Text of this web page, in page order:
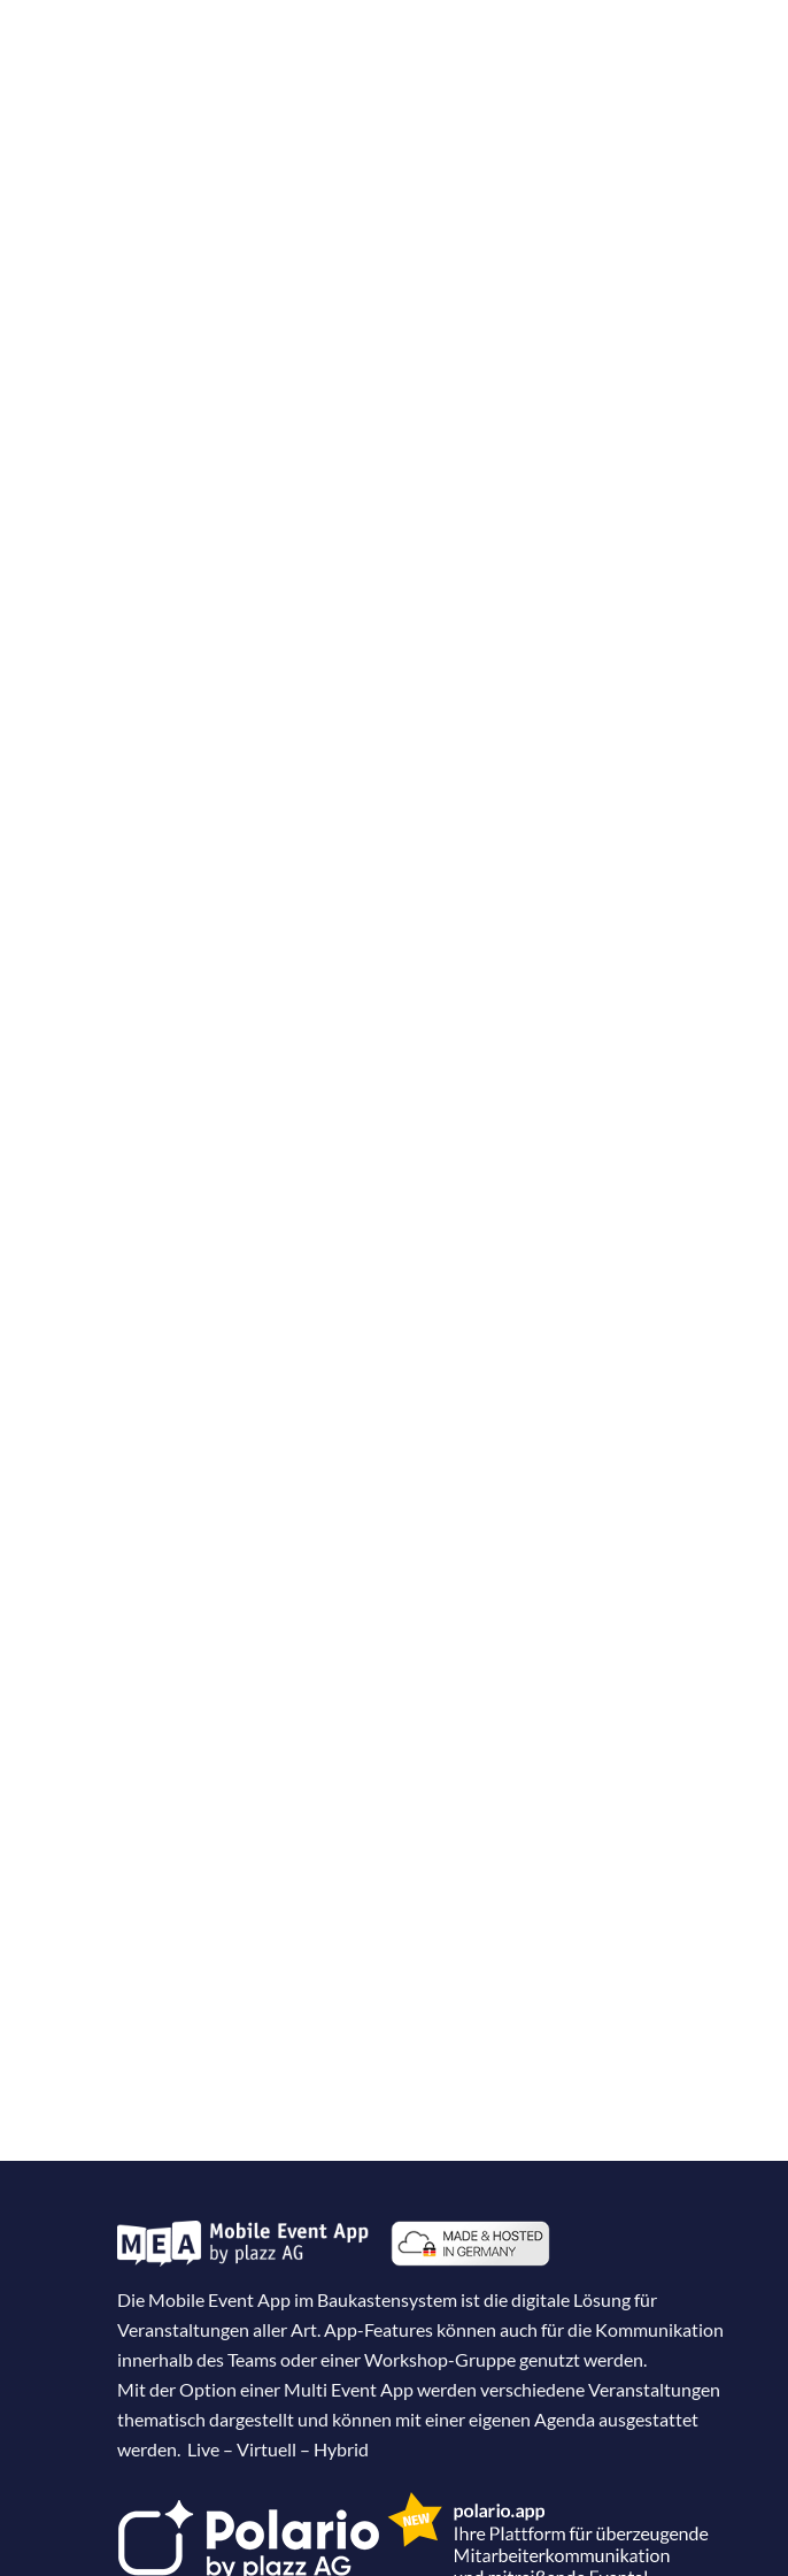
Die Mobile Event App im Baukastensystem ist die digitale Lösung für
Veranstaltungen aller Art. App-Features können auch für die Kommunikation
innerhalb des Teams oder einer Workshop-Gruppe genutzt werden.
Mit der Option einer Multi Event App werden verschiedene Veranstaltungen
thematisch dargestellt und können mit einer eigenen Agenda ausgestattet
werden. Live – Virtuell – Hybrid